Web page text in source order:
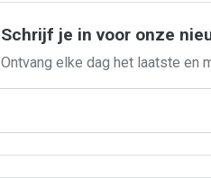
Schrijf je in voor onze
Ontvang elke dag het laatste en